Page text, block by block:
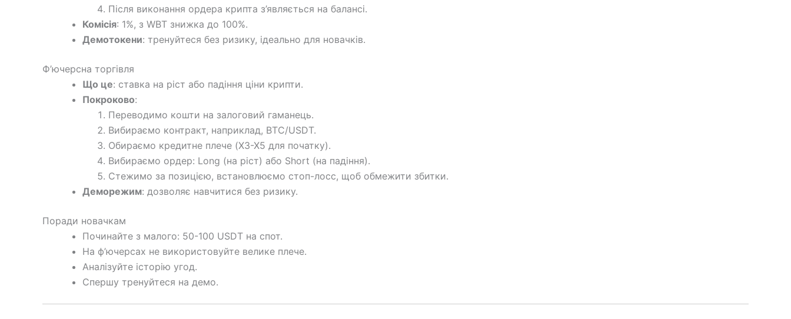
Після виконання ордера крипта з’являється на балансі.
Комісія: 1%, з WBT знижка до 100%.
Демотокени: тренуйтеся без ризику, ідеально для новачків.
Ф’ючерсна торгівля
Що це: ставка на ріст або падіння ціни крипти.
Покроково:
Переводимо кошти на залоговий гаманець.
Вибираємо контракт, наприклад, BTC/USDT.
Обираємо кредитне плече (X3-X5 для початку).
Вибираємо ордер: Long (на ріст) або Short (на падіння).
Стежимо за позицією, встановлюємо стоп-лосс, щоб обмежити збитки.
Деморежим: дозволяє навчитися без ризику.
Поради новачкам
Починайте з малого: 50-100 USDT на спот.
На ф’ючерсах не використовуйте велике плече.
Аналізуйте історію угод.
Спершу тренуйтеся на демо.